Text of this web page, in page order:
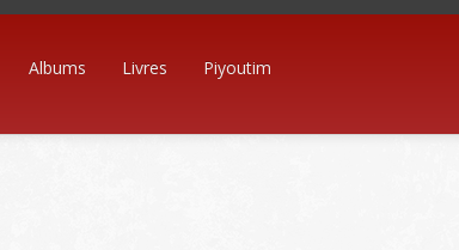
Albums Livres Piyoutim